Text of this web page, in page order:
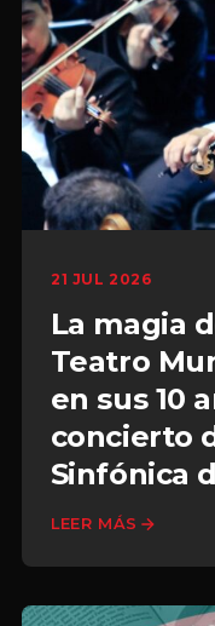
21 JUL 2026
La magia
Teatro
en sus 10
concierto
Sinfónica
LEER MÁS